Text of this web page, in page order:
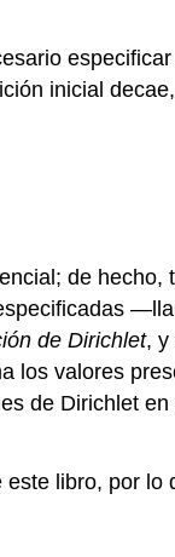
inicial
de hecho,
de Dirichlet, y
los valores
de Dirichlet
libro, por lo